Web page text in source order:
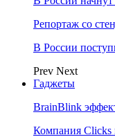
Репортаж со
В России
Prev Next
Гаджеты
BrainBlink
Компания Clicks